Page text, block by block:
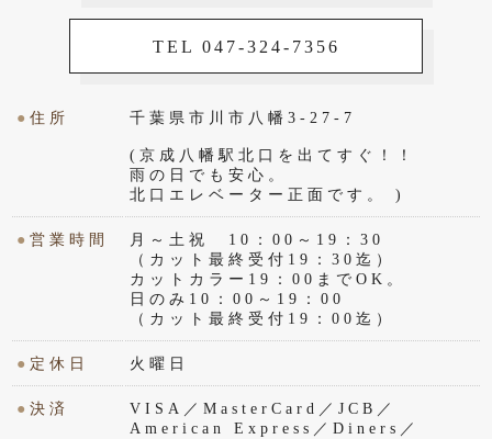
TEL 047-324-7356
●住所 千葉県市川市八幡3-27-7
(京成八幡駅北口を出てすぐ！！
雨の日でも安心。
北口エレベーター正面です。 )
●営業時間
月～土祝 10：00～19：30
（カット最終受付19：30迄）
カットカラー19：00までOK。
日のみ10：00～19：00
（カット最終受付19：00迄）
● 定休日 火曜日
●決済
VISA／MasterCard／JCB／
American Express／Diners／